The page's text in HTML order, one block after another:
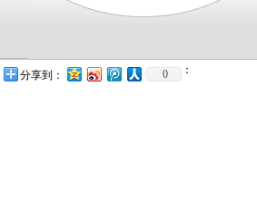
：
分享到： 0